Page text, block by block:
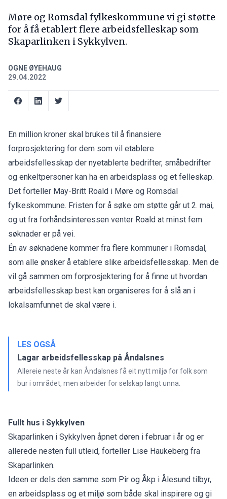
Møre og Romsdal fylkeskommune vi gi støtte
for å få etablert flere arbeidsfelleskap som
Skaparlinken i Sykkylven.
OGNE ØYEHAUG
29.04.2022
En million kroner skal brukes til å finansiere
forprosjektering for dem som vil etablere
arbeidsfellesskap der nyetablerte bedrifter, småbedrifter
og enkeltpersoner kan ha en arbeidsplass og et felleskap.
Det forteller May-Britt Roald i Møre og Romsdal
fylkeskommune. Fristen for å søke om støtte går ut 2. mai,
og ut fra forhåndsinteressen venter Roald at minst fem
søknader er på vei.
Én av søknadene kommer fra flere kommuner i Romsdal,
som alle ønsker å etablere slike arbeidsfellesskap. Men de
vil gå sammen om forprosjektering for å finne ut hvordan
arbeidsfellesskap best kan organiseres for å slå an i
lokalsamfunnet de skal være i.
LES OGSÅ
Lagar arbeidsfellesskap på Åndalsnes
Allereie neste år kan Åndalsnes få eit nytt miljø for folk som
bur i området, men arbeider for selskap langt unna.
Fullt hus i Sykkylven
Skaparlinken i Sykkylven åpnet døren i februar i år og er
allerede nesten full utleid, forteller Lise Haukeberg fra
Skaparlinken.
Ideen er dels den samme som Pir og Åkp i Ålesund tilbyr,
en arbeidsplass og et miljø som både skal inspirere og gi